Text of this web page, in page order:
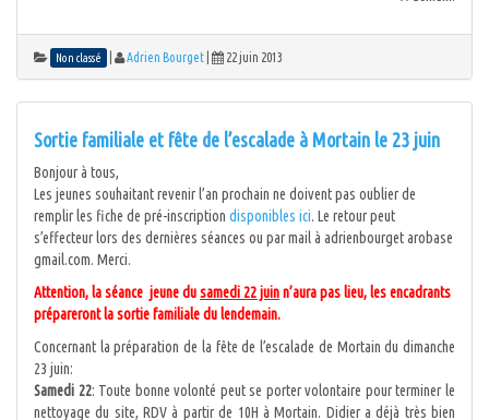
Non classé Adrien Bourget 22 juin 2013
Sortie familiale et fête de l’escalade à Mortain le 23 juin
Bonjour à tous,
Les jeunes souhaitant revenir l’an prochain ne doivent pas oublier de
remplir les fiche de pré-inscription disponibles ici. Le retour peut
s’effecteur lors des dernières séances ou par mail à adrienbourget arobase
gmail.com. Merci.
Attention, la séance jeune dusamedi 22 juinn’aura pas lieu, les encadrants
prépareront la sortie familiale du lendemain.
Concernant la préparation de la fête de l’escalade de Mortain du dimanche
23 juin:
Samedi 22: Toute bonne volonté peut se porter volontaire pour terminer le
nettoyage du site, RDV à partir de 10H à Mortain. Didier a déjà très bien